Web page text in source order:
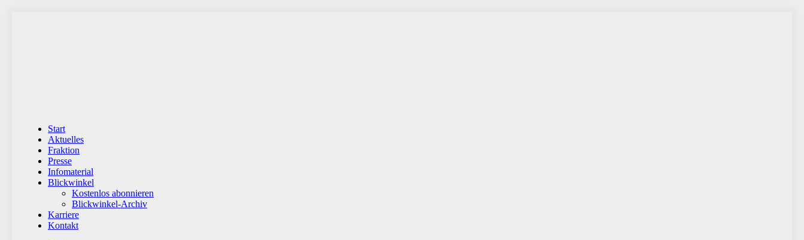
Start
Aktuelles
Fraktion
Presse
Infomaterial
Blickwinkel
Kostenlos abonnieren
Blickwinkel-Archiv
Karriere
Kontakt